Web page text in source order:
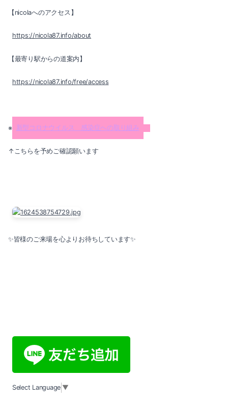
【nicolaへのアクセス】
https://nicola87.info/about
【最寄り駅からの道案内】
https://nicola87.info/free/access
※ 新型コロナウイルス 感染症への取り組み
↑こちらを予めご確認願います
✨皆様のご来場を心よりお待ちしています✨
Select Language ▼